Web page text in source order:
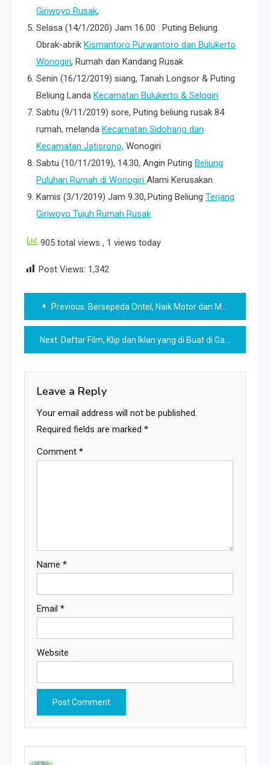
Giriwoyo Rusak,
Selasa (14/1/2020) Jam 16.00 : Puting Beliung
Obrak-abrik Kismantoro Purwantoro dan Bulukerto
Wonogiri, Rumah dan Kandang Rusak
Senin (16/12/2019) siang, Tanah Longsor & Puting
Beliung Landa Kecamatan Bulukerto & Selogiri
Sabtu (9/11/2019) sore, Puting beliung rusak 84
rumah, melanda Kecamatan Sidoharjo dan
Kecamatan Jatisrono, Wonogiri
Sabtu (10/11/2019), 14.30, Angin Puting Beliung
Puluhan Rumah di Wonogiri Alami Kerusakan.
Kamis (3/1/2019) Jam 9.30,.Puting Beliung Terjang
Giriwoyo Tujuh Rumah Rusak
905 total views , 1 views today
Post Views: 1,342
Post
navigation
Previous: Bersepeda Ontel, Naik Motor dan Mobil Warnai Wisuda Drive Thru UMBY
Next: Daftar Film, Klip dan Iklan yang di Buat di Gamplong Studio
Leave a Reply
Your email address will not be published.
Required fields are marked *
Comment *
Name *
Email *
Website